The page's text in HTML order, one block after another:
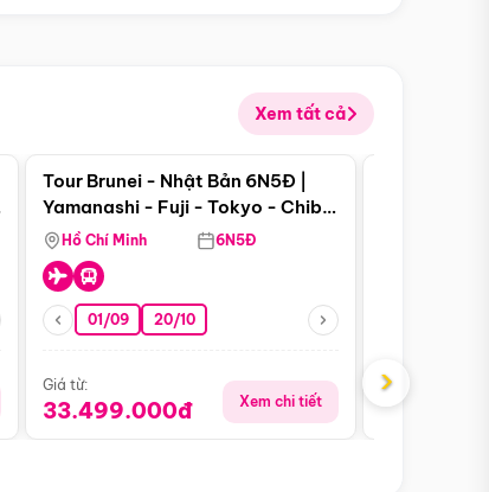
Xem tất cả
Điểm nổi bật
Tour Brunei - Nhật Bản 6N5Đ |
Yamanashi - Fuji - Tokyo - Chiba
- Freeday
Hồ Chí Minh 6N5Đ
01/09 20/10
Giá từ:
33.499.000đ Xem chi tiết
Giá từ:
›